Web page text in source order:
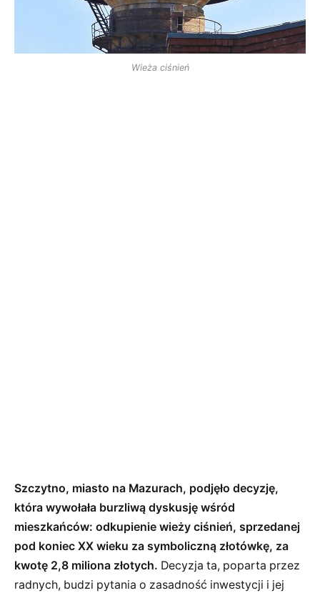
Wieża ciśnień
Szczytno, miasto na Mazurach, podjęło decyzję,
która wywołała burzliwą dyskusję wśród
mieszkańców: odkupienie wieży ciśnień, sprzedanej
pod koniec XX wieku za symboliczną złotówkę, za
kwotę 2,8 miliona złotych. Decyzja ta, poparta przez
radnych, budzi pytania o zasadność inwestycji i jej